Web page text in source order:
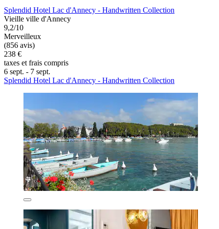
Splendid Hotel Lac d'Annecy - Handwritten Collection
Vieille ville d'Annecy
9,2/10
Merveilleux
(856 avis)
238 €
taxes et frais compris
6 sept. - 7 sept.
Splendid Hotel Lac d'Annecy - Handwritten Collection